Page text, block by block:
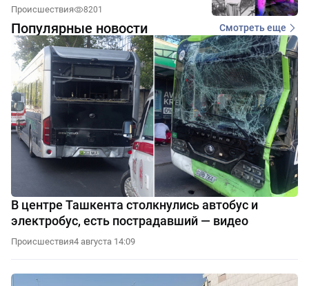
Происшествия 8201
Популярные новости Смотреть еще
В центре Ташкента столкнулись автобус и
электробус, есть пострадавший — видео
Происшествия4 августа 14:09